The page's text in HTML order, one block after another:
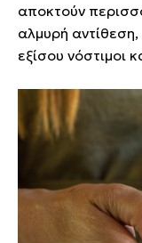
αποκτούν
αλμυρή αντίθεση,
εξίσου νόστιμοι